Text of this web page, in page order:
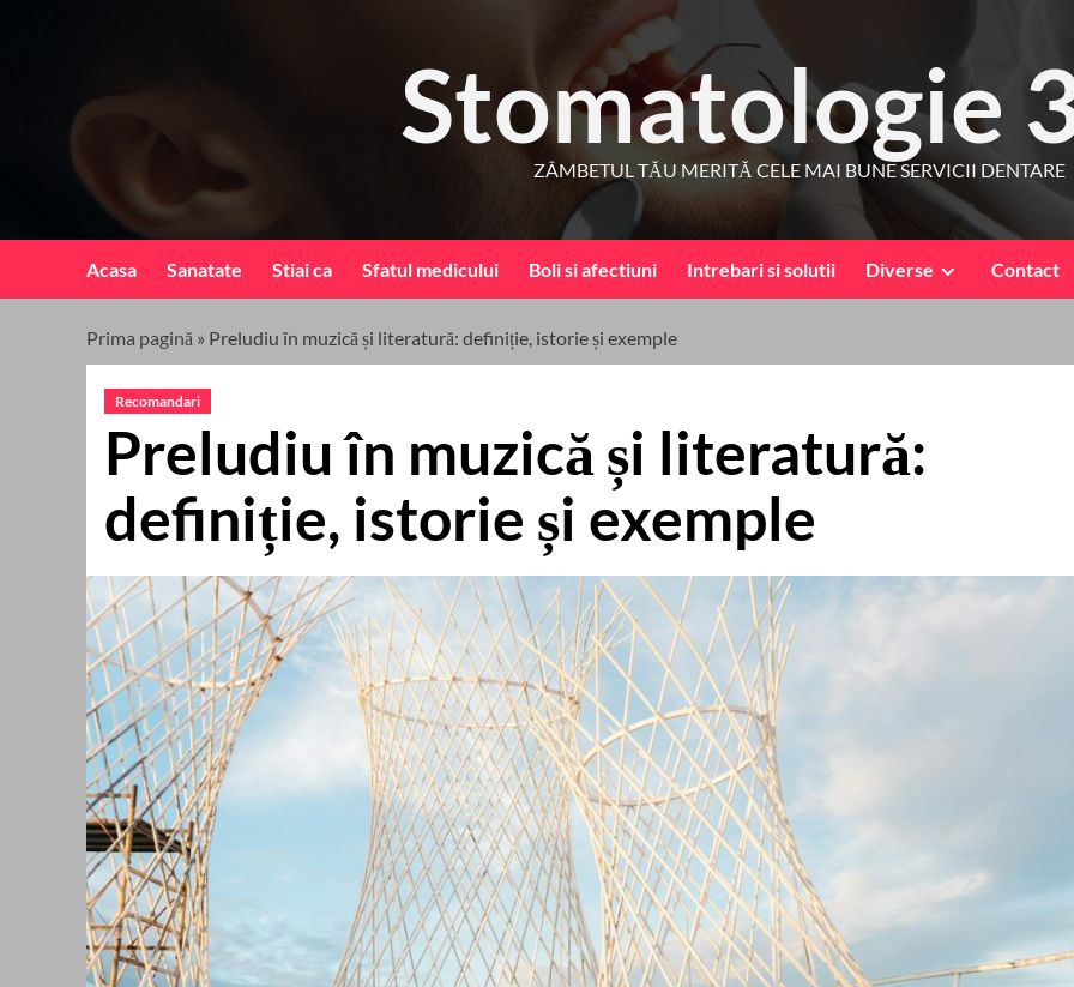
Stomatologie
ZÂMBETUL TĂU MERITĂ CELE MAI BUNE SERVICII DENTARE
Acasa Sanatate Stiai ca Sfatul medicului Boli si afectiuni Intrebari si solutii Diverse Contact
Prima pagină » Preludiu în muzică și literatură: definiție, istorie și exemple
Recomandari
Preludiu în muzică și literatură:
definiție, istorie și exemple